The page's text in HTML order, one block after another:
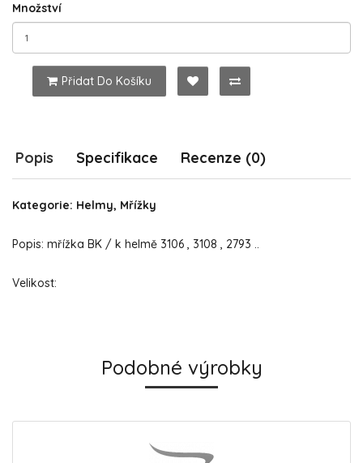
Množství
Přidat Do Košíku
Popis Specifikace Recenze (0)
Kategorie: Helmy, Mřížky
Popis: mřížka BK / k helmě 3106 , 3108 , 2793 ..
Velikost:
Podobné výrobky